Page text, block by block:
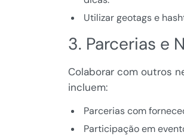
Utilizar geotags e
3. Parcerias e
Colaborar com outros
incluem:
Parcerias com
Participação em